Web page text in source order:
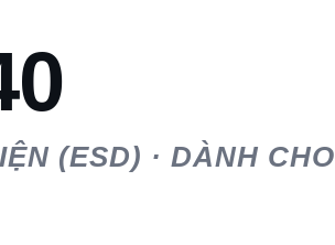
(ESD) · DÀNH CHO